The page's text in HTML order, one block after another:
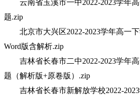
云南省玉溪市一中2022-2023学年高
题.zip
北京市大兴区2022-2023学年高一下
Word版含解析.zip
吉林省长春市二中2022-2023学年高
题（解析版+原卷版）.zip
吉林省长春市新解放学校2022-2023